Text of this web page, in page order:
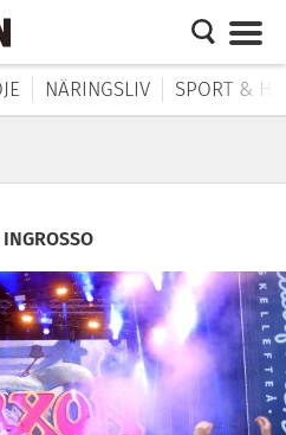
NÄRINGSLIV SPORT &